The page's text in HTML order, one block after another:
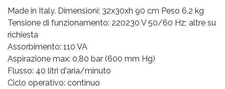
Made in Italy. Dimensioni: 32x30xh 90 cm Peso 6,2 kg
Tensione di funzionamento: 220230 V 50/60 Hz; altre su
richiesta
Assorbimento: 110 VA
Aspirazione max: 0,80 bar (600 mm Hg)
Flusso: 40 litri d'aria/minuto
Ciclo operativo: continuo